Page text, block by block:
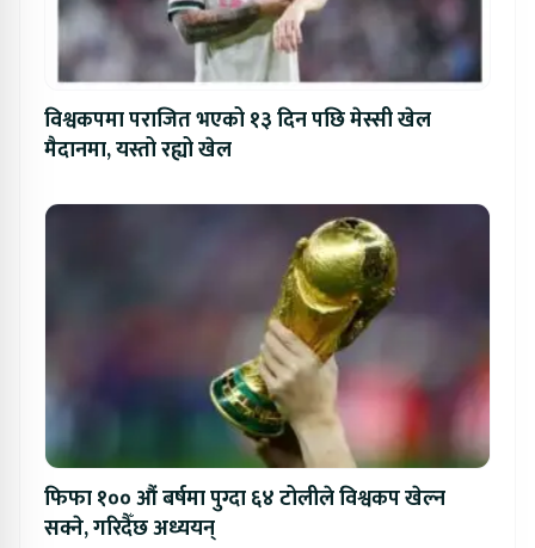
विश्वकपमा पराजित भएको १३ दिन पछि मेस्सी खेल
मैदानमा, यस्तो रह्यो खेल
फिफा १०० औं बर्षमा पुग्दा ६४ टोलीले विश्वकप खेल्न
सक्ने, गरिदैँछ अध्ययन्